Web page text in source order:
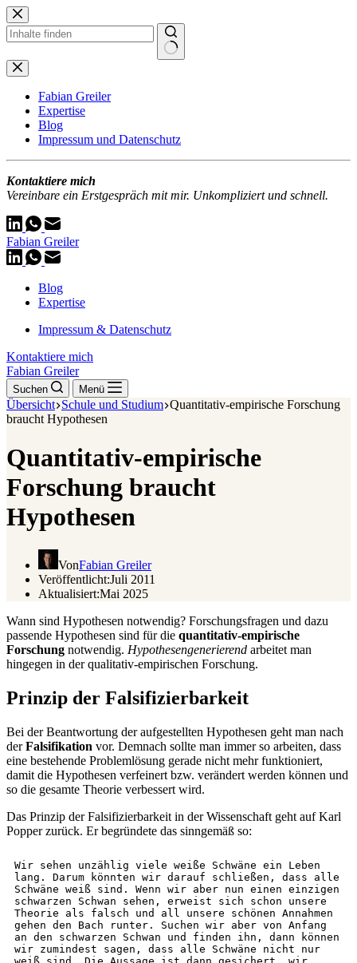
Zum
Inhalt
springen
Keine
Ergebnisse
Fabian Greiler
Expertise
Blog
Impressum und Datenschutz
Kontaktiere mich
Vereinbare ein Erstgespräch mit mir. Unkompliziert und schnell.
Fabian Greiler
Blog
Expertise
Impressum & Datenschutz
Kontaktiere mich
Fabian Greiler
Suchen Menü
Übersicht Schule und Studium Quantitativ-empirische Forschung
braucht Hypothesen
Quantitativ-empirische
Forschung braucht
Hypothesen
VonFabian Greiler
Veröffentlicht:Juli 2011
Aktualisiert:Mai 2025
Wann sind Hypothesen notwendig? Forschungsfragen und dazu
passende Hypothesen sind für die quantitativ-empirische
Forschung notwendig. Hypothesengenerierend arbeitet man
hingegen in der qualitativ-empirischen Forschung.
Prinzip der Falsifizierbarkeit
Bei der Beantwortung der aufgestellten Hypothesen geht man nach
derFalsifikation vor. Demnach sollte man immer so arbeiten, dass
eine bestehende Problemlösung gerade nicht mehr funktioniert,
damit die Hypothesen verfeinert bzw. verändert werden können und
so die gesamte Theorie verbessert wird.
Das Prinzip der Falsifizierbarkeit in der Wissenschaft geht auf Karl
Popper zurück. Er begründete das sinngemäß so:
Wir sehen unzählig viele weiße Schwäne ein Leben
lang. Darum könnten wir darauf schließen, dass alle
Schwäne weiß sind. Wenn wir aber nun einen einzigen
schwarzen Schwan sehen, erweist sich schon unsere
Theorie als falsch und all unsere schönen Annahmen
gehen den Bach runter. Suchen wir aber von Anfang
an den schwarzen Schwan und finden ihn, dann können
wir zumindest sagen, dass alle Schwäne nicht nur